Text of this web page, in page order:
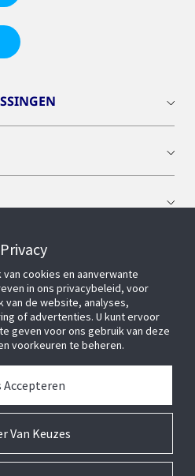
cookies en aanverwante
in ons privacybeleid, voor
van de website, analyses,
of advertenties. U kunt ervoor
geven voor ons gebruik van deze
voorkeuren te beheren.
Van Keuzes
Accepteren